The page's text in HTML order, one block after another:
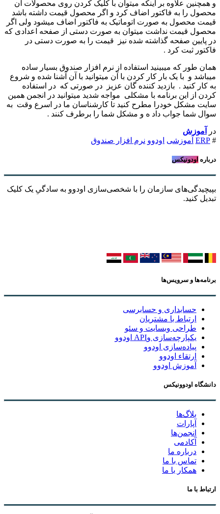
و همچنین علاوه بر اینکه میتوان با کلیک کردن روی محصولات آن
محصول را به فاکتور اضاف کرد و اگر محصول قیمت داشته باشد
قیمت محصول به صورت اتوماتیک به فاکتور اضاف میشود ولی اگر
محصول قیمت نداشت میتوان به صورت دستی از صفحه اعدادی که
در پایین صفحه گذاشته شده نیز قیمت را به صورت دستی در
فاکتور ثبت کرد .
همان طور که میبینید استفاده از نرم افزار صندوق بسیار ساده
میباشد و با یک بار کار کردن با آن میتوانید با آن آشنا شده و شروع
به کار کنید . بازدید کننده گان عزیز در صورتی که در استفاده
کردن از این برنامه با مشکلی مواجه شدید میتوانید در انجمن همین
سایت مشکل خودرا مطرح کنید تا کارشناسان ما در اسرع وقت به
سوال شما جواب داد ه و مشکل شما را برطرف کنند .
در
آموزش
#
ERP آموزشی اودوو نرم افزار صندوق
درباره اودونیکس
بپیچیدگی‌های سازمان را با شخصی‌سازی اودوو به سادگیِ یک کلیک
تبدیل کنید.
برنامه‌ها و سرویس‌ها
حسابداری و حسابرسی
ارتباط با مشتریان
طراحی وبسایت و سئو
یکپارچه‌سازی وAPI اودوو
پیاده‌سازی اودوو
ارتقاء اودوو
آموزش اودوو
دانشگاه اودوونیکس
بلاگ‌ها
آپارات
انجمن‌ها
آکادمی
درباره ما
تماس با ما
همکار با ما
ارتباط با ما